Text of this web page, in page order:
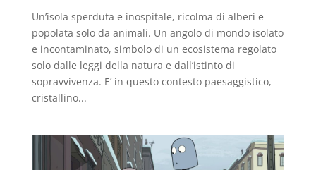
Un’isola sperduta e inospitale, ricolma di alberi e
popolata solo da animali. Un angolo di mondo isolato
e incontaminato, simbolo di un ecosistema regolato
solo dalle leggi della natura e dall’istinto di
sopravvivenza. E’ in questo contesto paesaggistico,
cristallino...